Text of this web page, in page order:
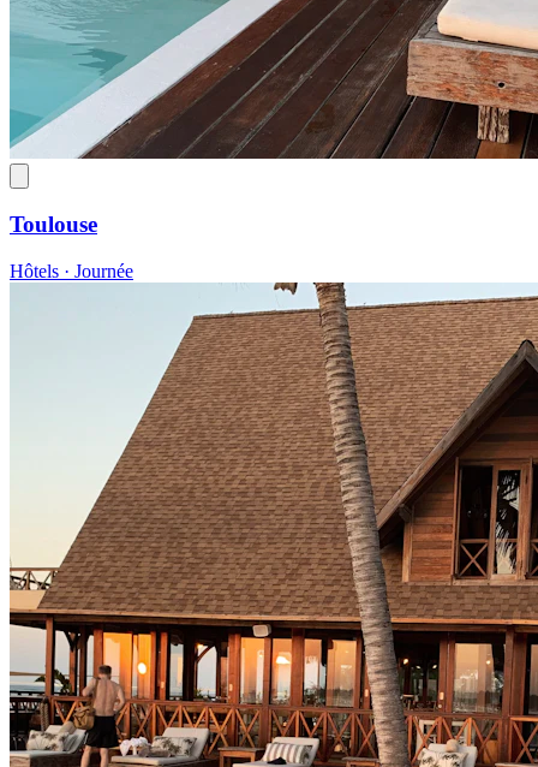
Toulouse
Hôtels · Journée